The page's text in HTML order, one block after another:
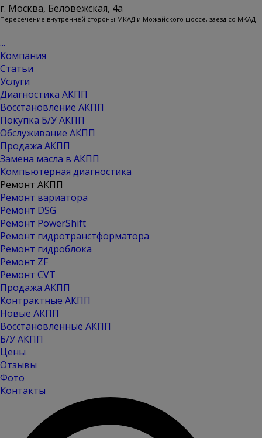
г. Москва, Беловежская, 4a
Пересечение внутренней стороны МКАД и Можайского шоссе, заезд со МКАД
...
Компания
Статьи
Услуги
Диагностика АКПП
Восстановление АКПП
Покупка Б/У АКПП
Обслуживание АКПП
Продажа АКПП
Замена масла в АКПП
Компьютерная диагностика
Ремонт АКПП
Ремонт вариатора
Ремонт DSG
Ремонт PowerShift
Ремонт гидротранстформатора
Ремонт гидроблока
Ремонт ZF
Ремонт CVT
Продажа АКПП
Контрактные АКПП
Новые АКПП
Восстановленные АКПП
Б/У АКПП
Цены
Отзывы
Фото
Контакты